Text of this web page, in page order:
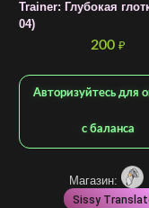
Trainer: Глубокая
04)
200 ₽
Авторизуйтесь для
с баланса
Магазин:
Sissy